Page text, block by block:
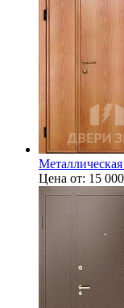
Цена от: 15